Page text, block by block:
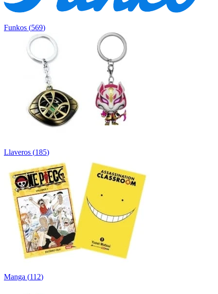
Funkos (569)
Llaveros (185)
Manga (112)